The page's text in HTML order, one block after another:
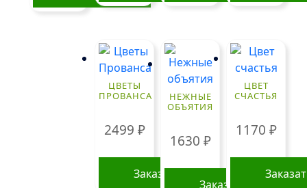
ЦВЕТЫ
ПРОВАНСА
2499 ₽
Заказать
НЕЖНЫЕ
ОБЪЯТИЯ
1630 ₽
Заказать
ЦВЕТ
СЧАСТЬЯ
1170 ₽